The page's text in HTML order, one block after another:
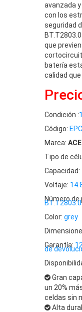
avanzada
con los
seguridad
que
batería
calidad
Condición :
Código:
Marca:
Tipo de
Capacidad:
Voltaje:
Número
Color: grey
Garantía:
de
Gran
un 20%
celdas sin
Alta